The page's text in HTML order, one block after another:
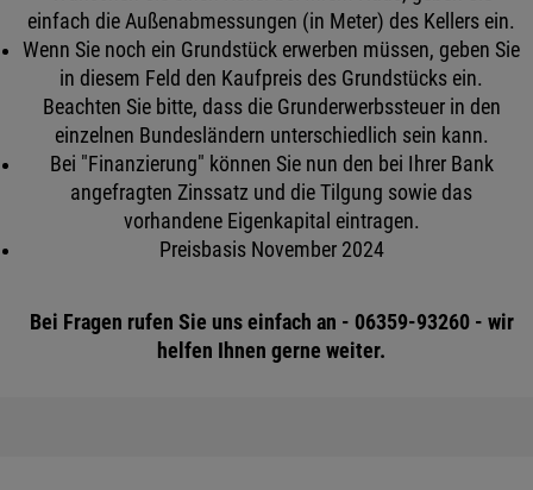
einfach die Außenabmessungen (in Meter) des Kellers ein.
Wenn Sie noch ein Grundstück erwerben müssen, geben Sie
in diesem Feld den Kaufpreis des Grundstücks ein.
Beachten Sie bitte, dass die Grunderwerbssteuer in den
einzelnen Bundesländern unterschiedlich sein kann.
Bei "Finanzierung" können Sie nun den bei Ihrer Bank
angefragten Zinssatz und die Tilgung sowie das
vorhandene Eigenkapital eintragen.
Preisbasis November 2024
Bei Fragen rufen Sie uns einfach an - 06359-93260 - wir
helfen Ihnen gerne weiter.